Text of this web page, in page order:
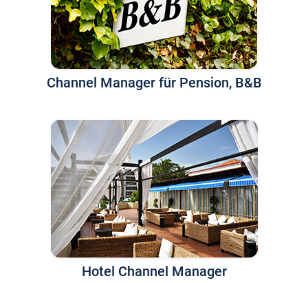
Channel Manager für Pension, B&B
Hotel Channel Manager